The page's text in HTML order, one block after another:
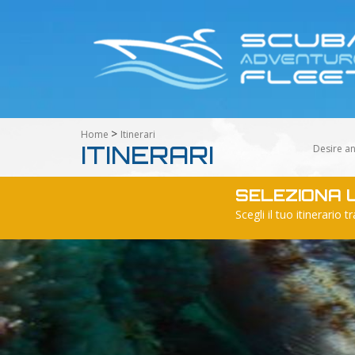
Home > Itinerari
ITINERARI Desire
SELEZIONA
Scegli il tuo itinerario